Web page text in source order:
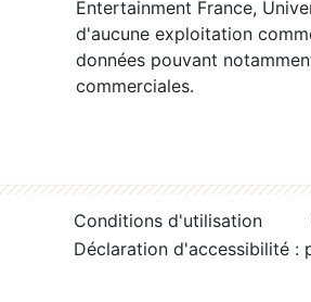
Entertainment France,
d'aucune exploitation
données pouvant
commerciales.
Conditions d'utilisation
Déclaration d'accessibilité :